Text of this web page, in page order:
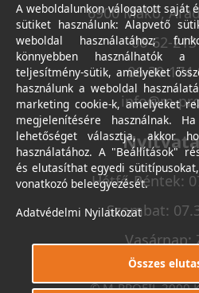
6900 Makó,
06-62-
06-30-
info@m-
Hétfő-Péntek:
Szombat:
Vasárnap:
© M-PROFIL 2000
A weboldalunkon válogatott saját
sütiket használunk: Alapvető
weboldal használatához;
könnyebben használhatók a
teljesítmény-sütik, amelyeket
használunk a weboldal
marketing cookie-k, amelyeket
megjelenítésére használnak.
lehetőséget választja, akkor
használatához. A "Beállítások"
és elutasíthat egyedi
vonatkozó beleegyezését.
Adatvédelmi Nyilatkozat
Összes